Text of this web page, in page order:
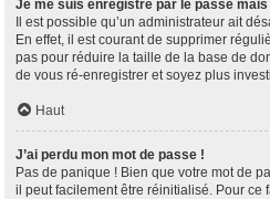
Je me suis enregistré par le passé
Il est possible qu’un administrateur ait
En effet, il est courant de supprimer
pas pour réduire la taille de la base de
de vous ré-enregistrer et soyez plus
Haut
J’ai perdu mon mot de passe !
Pas de panique ! Bien que votre mot de
il peut facilement être réinitialisé. Pour ce